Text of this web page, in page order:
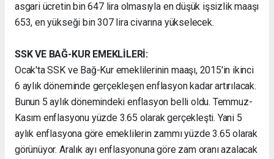
asgari ücretin bin 647 lira olmasıyla en düşük işsizlik maaşı
653, en yükseği bin 307 lira civarına yükselecek.
SSK VE BAĞ-KUR EMEKLİLERİ:
Ocak'ta SSK ve Bağ-Kur emeklilerinin maaşı, 2015'in ikinci
6 aylık döneminde gerçekleşen enflasyon kadar artırılacak.
Bunun 5 aylık dönemindeki enflasyon belli oldu. Temmuz-
Kasım enflasyonu yüzde 3.65 olarak gerçekleşti. Yani 5
aylık enflasyona göre emeklilerin zammı yüzde 3.65 olarak
görünüyor. Aralık ayı enflasyonuna göre zam oranı azalacak